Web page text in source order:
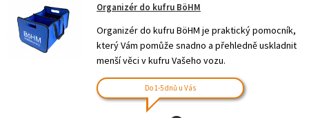
Organizér do kufru BöHM
Organizér do kufru BöHM je praktický pomocník,
který Vám pomůže snadno a přehledně uskladnit
menší věci v kufru Vašeho vozu.
Do 1-5 dnů u Vás